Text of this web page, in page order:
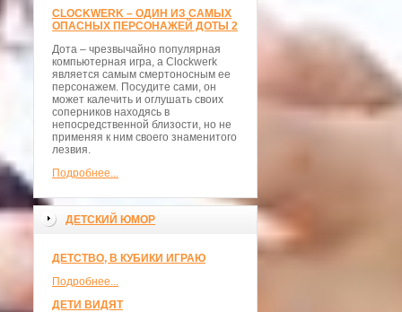
CLOCKWERK – ОДИН ИЗ САМЫХ
ОПАСНЫХ ПЕРСОНАЖЕЙ ДОТЫ 2
Дота – чрезвычайно популярная
компьютерная игра, а Clockwerk
является самым смертоносным ее
персонажем. Посудите сами, он
может калечить и оглушать своих
соперников находясь в
непосредственной близости, но не
применяя к ним своего знаменитого
лезвия.
Подробнее...
ДЕТСКИЙ ЮМОР
ДЕТСТВО, В КУБИКИ ИГРАЮ
Подробнее...
ДЕТИ ВИДЯТ